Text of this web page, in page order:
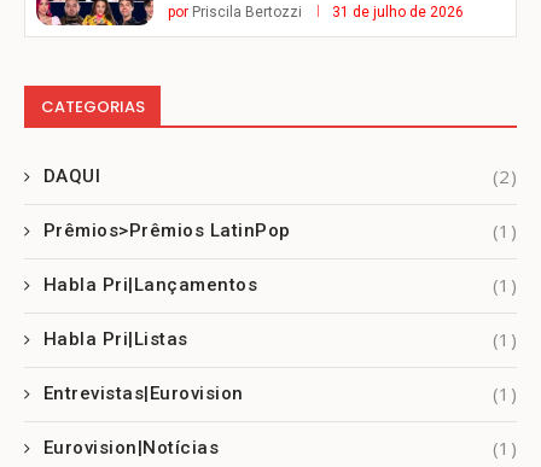
por Priscila Bertozzi 31 de julho de 2026
CATEGORIAS
DAQUI (2)
Prêmios>Prêmios LatinPop (1)
Habla Pri|Lançamentos (1)
Habla Pri|Listas (1)
Entrevistas|Eurovision (1)
Eurovision|Notícias (1)